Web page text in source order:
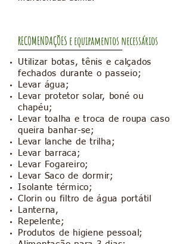
RECOMENDAÇÕES e equipamentos necessários
Utilizar botas, tênis e calçados
fechados durante o passeio;
Levar água;
Levar protetor solar, boné ou
chapéu;
Levar toalha e troca de roupa caso
queira banhar-se;
Levar lanche de trilha;
Levar barraca;
Levar Fogareiro;
Levar Saco de dormir;
Isolante térmico;
Clorin ou filtro de água portátil
Lanterna,
Repelente;
Produtos de higiene pessoal;